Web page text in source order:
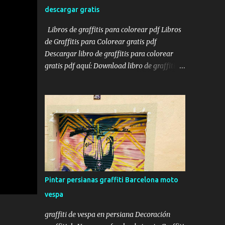
claramente algunos de los servicios más
importantes que se realizan en dicho local y
haciendo hincapié en el logo de David García
en el centro de la persiana. Pintar persiana
local Una vez acabada la persiana, y después
colocarle el teléfono en la persiana, justo
debajo de Urgencias 24 h . Y ...
descargar gratis
Libros de graffitis para colorear pdf Libros
de Graffitis para Colorear gratis pdf
Descargar libro de graffitis para colorear
gratis pdf aquí: Download libro de graffitis
muchos, transformando espacios urbanos
en lienzos vibrantes. Para aquellos que
desean explorar esta forma de arte desde
casa, los libros de graffitis para colorear son
una excelente opción. A continuación, te
presento una selección de libros disponibles
en línea, algunos gratuitos y otros accesibles,
para que puedas sumergirte en el mundo del
graffiti y liberar tu creatividad. Enlace con
láminas de Graffitis para Colorear gratis:
Monday Mandala: Graffiti Coloring Pages
Pintar persianas graffiti Barcelona moto
vespa
graffiti de vespa en persiana Decoración